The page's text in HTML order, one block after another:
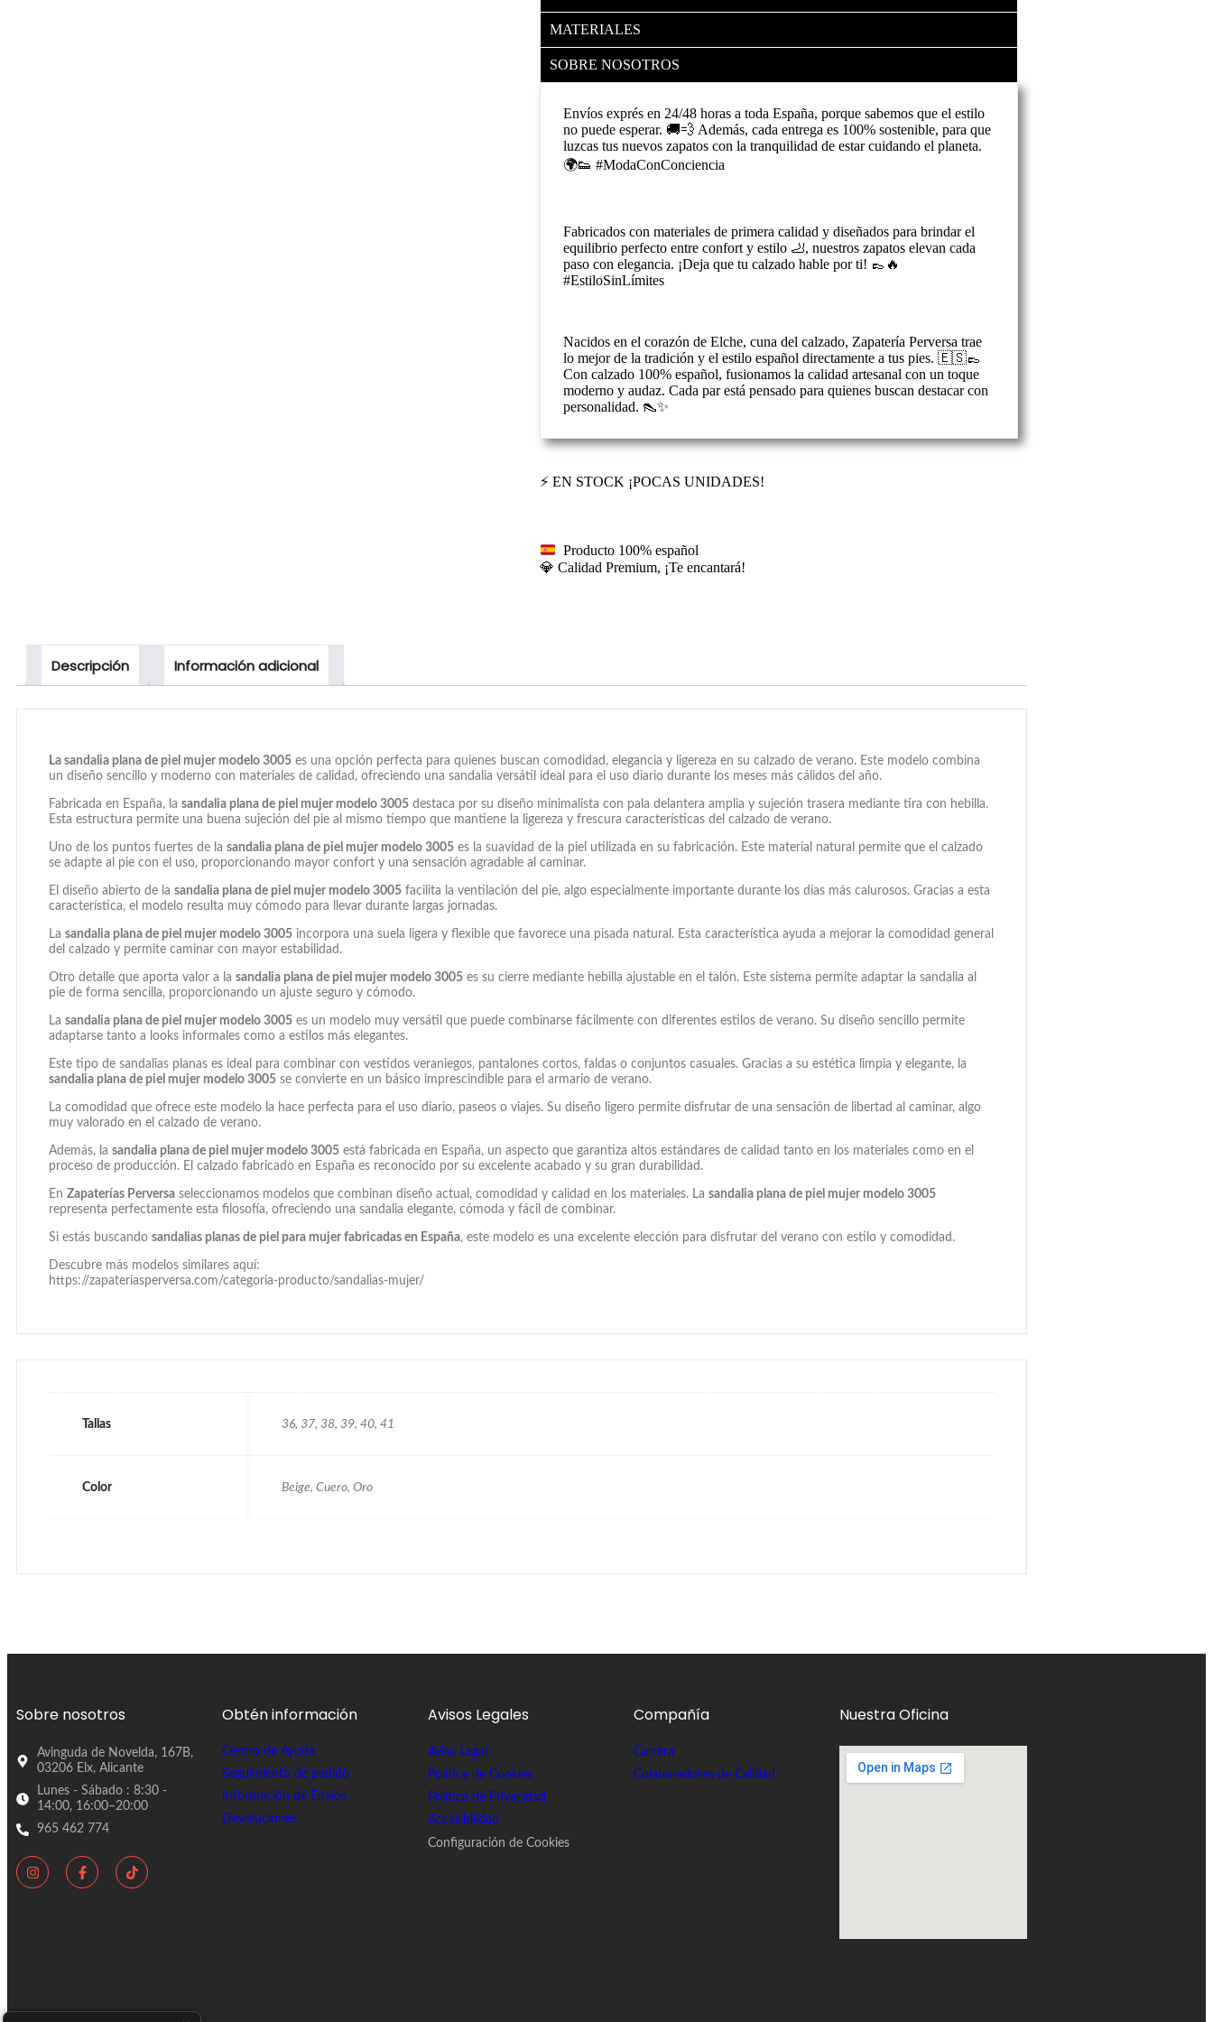
MATERIALES
SOBRE NOSOTROS
Envíos exprés en 24/48 horas a toda España, porque sabemos que el estilo
no puede esperar. 🚚💨 Además, cada entrega es 100% sostenible, para que
luzcas tus nuevos zapatos con la tranquilidad de estar cuidando el planeta.
🌍👟 #ModaConConciencia
Fabricados con materiales de primera calidad y diseñados para brindar el
equilibrio perfecto entre confort y estilo 🦶, nuestros zapatos elevan cada
paso con elegancia. ¡Deja que tu calzado hable por ti! 👞🔥
#EstiloSinLímites
Nacidos en el corazón de Elche, cuna del calzado, Zapatería Perversa trae
lo mejor de la tradición y el estilo español directamente a tus pies. 🇪🇸👞
Con calzado 100% español, fusionamos la calidad artesanal con un toque
moderno y audaz. Cada par está pensado para quienes buscan destacar con
personalidad. 👠✨
⚡ EN STOCK ¡POCAS UNIDADES!
Producto 100% español
💎 Calidad Premium, ¡Te encantará!
Descripción Información adicional
La sandalia plana de piel mujer modelo 3005 es una opción perfecta para quienes buscan comodidad, elegancia y ligereza en su calzado de verano. Este modelo combina
un diseño sencillo y moderno con materiales de calidad, ofreciendo una sandalia versátil ideal para el uso diario durante los meses más cálidos del año.
Fabricada en España, la sandalia plana de piel mujer modelo 3005 destaca por su diseño minimalista con pala delantera amplia y sujeción trasera mediante tira con hebilla.
Esta estructura permite una buena sujeción del pie al mismo tiempo que mantiene la ligereza y frescura características del calzado de verano.
Uno de los puntos fuertes de la sandalia plana de piel mujer modelo 3005 es la suavidad de la piel utilizada en su fabricación. Este material natural permite que el calzado
se adapte al pie con el uso, proporcionando mayor confort y una sensación agradable al caminar.
El diseño abierto de la sandalia plana de piel mujer modelo 3005 facilita la ventilación del pie, algo especialmente importante durante los días más calurosos. Gracias a esta
característica, el modelo resulta muy cómodo para llevar durante largas jornadas.
La sandalia plana de piel mujer modelo 3005 incorpora una suela ligera y flexible que favorece una pisada natural. Esta característica ayuda a mejorar la comodidad general
del calzado y permite caminar con mayor estabilidad.
Otro detalle que aporta valor a la sandalia plana de piel mujer modelo 3005 es su cierre mediante hebilla ajustable en el talón. Este sistema permite adaptar la sandalia al
pie de forma sencilla, proporcionando un ajuste seguro y cómodo.
La sandalia plana de piel mujer modelo 3005 es un modelo muy versátil que puede combinarse fácilmente con diferentes estilos de verano. Su diseño sencillo permite
adaptarse tanto a looks informales como a estilos más elegantes.
Este tipo de sandalias planas es ideal para combinar con vestidos veraniegos, pantalones cortos, faldas o conjuntos casuales. Gracias a su estética limpia y elegante, la
sandalia plana de piel mujer modelo 3005 se convierte en un básico imprescindible para el armario de verano.
La comodidad que ofrece este modelo la hace perfecta para el uso diario, paseos o viajes. Su diseño ligero permite disfrutar de una sensación de libertad al caminar, algo
muy valorado en el calzado de verano.
Además, la sandalia plana de piel mujer modelo 3005 está fabricada en España, un aspecto que garantiza altos estándares de calidad tanto en los materiales como en el
proceso de producción. El calzado fabricado en España es reconocido por su excelente acabado y su gran durabilidad.
En Zapaterías Perversa seleccionamos modelos que combinan diseño actual, comodidad y calidad en los materiales. La sandalia plana de piel mujer modelo 3005
representa perfectamente esta filosofía, ofreciendo una sandalia elegante, cómoda y fácil de combinar.
Si estás buscando sandalias planas de piel para mujer fabricadas en España, este modelo es una excelente elección para disfrutar del verano con estilo y comodidad.
Descubre más modelos similares aquí:
https://zapateriasperversa.com/categoria-producto/sandalias-mujer/
Tallas 36, 37, 38, 39, 40, 41
Color Beige, Cuero, Oro
Sobre nosotros
Avinguda de Novelda, 167B,
03206 Elx, Alicante
Lunes - Sábado : 8:30 -
14:00, 16:00–20:00
965 462 774
Obtén información
Centro de Ayuda
Seguimiento de pedido
Información de Envíos
Devoluciones
Avisos Legales
Aviso Legal
Política de Cookies
Política de Privacidad
Accesibilidad
Configuración de Cookies
Compañía
Carrera
Colaboradores de Calidad
Nuestra Oficina